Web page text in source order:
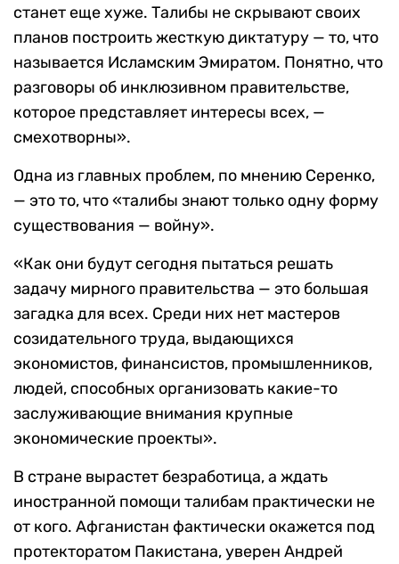
станет еще хуже. Талибы не скрывают своих
планов построить жесткую диктатуру — то, что
называется Исламским Эмиратом. Понятно, что
разговоры об инклюзивном правительстве,
которое представляет интересы всех, —
смехотворны».
Одна из главных проблем, по мнению Серенко,
— это то, что «талибы знают только одну форму
существования — войну».
«Как они будут сегодня пытаться решать
задачу мирного правительства — это большая
загадка для всех. Среди них нет мастеров
созидательного труда, выдающихся
экономистов, финансистов, промышленников,
людей, способных организовать какие-то
заслуживающие внимания крупные
экономические проекты».
В стране вырастет безработица, а ждать
иностранной помощи талибам практически не
от кого. Афганистан фактически окажется под
протекторатом Пакистана, уверен Андрей